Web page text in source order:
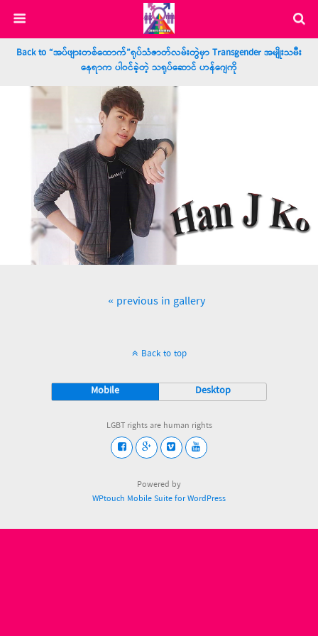
Back to “အပ်ဖျားတစ်ထောက်”ရုပ်သံဇာတ်လမ်းတွဲမှာ Transgender အမျိုးသမီး
နေရာက ပါဝင်ခဲ့တဲ့ သရုပ်ဆောင် ဟန်ဂျေကို
« previous in gallery
Back to top
Mobile Desktop
LGBT rights are human rights
Powered by
WPtouch Mobile Suite for WordPress